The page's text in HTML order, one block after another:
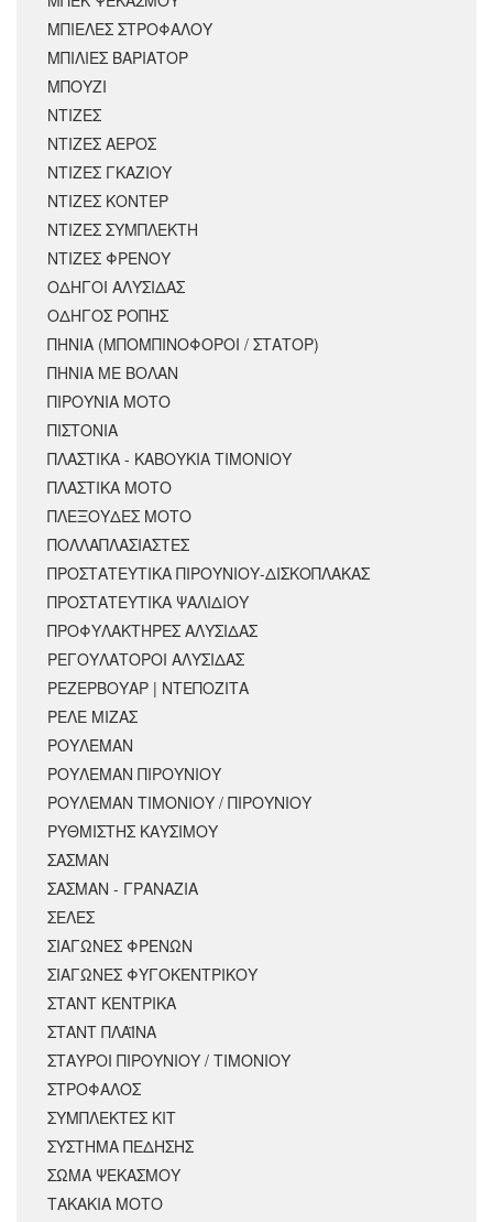
ΜΠΙΕΛΕΣ ΣΤΡΟΦΑΛΟΥ
ΜΠΙΛΙΕΣ ΒΑΡΙΑΤΟΡ
ΜΠΟΥΖΙ
ΝΤΙΖΕΣ
ΝΤΙΖΕΣ ΑΕΡΟΣ
ΝΤΙΖΕΣ ΓΚΑΖΙΟΥ
ΝΤΙΖΕΣ ΚΟΝΤΕΡ
ΝΤΙΖΕΣ ΣΥΜΠΛΕΚΤΗ
ΝΤΙΖΕΣ ΦΡΕΝΟΥ
ΟΔΗΓΟΙ ΑΛΥΣΙΔΑΣ
ΟΔΗΓΟΣ ΡΟΠΗΣ
ΠΗΝΙΑ (ΜΠΟΜΠΙΝΟΦΟΡΟΙ / ΣΤΑΤΟΡ)
ΠΗΝΙΑ ΜΕ ΒΟΛΑΝ
ΠΙΡΟΥΝΙΑ ΜΟΤΟ
ΠΙΣΤΟΝΙΑ
ΠΛΑΣΤΙΚΑ - ΚΑΒΟΥΚΙΑ ΤΙΜΟΝΙΟΥ
ΠΛΑΣΤΙΚΑ ΜΟΤΟ
ΠΛΕΞΟΥΔΕΣ ΜΟΤΟ
ΠΟΛΛΑΠΛΑΣΙΑΣΤΕΣ
ΠΡΟΣΤΑΤΕΥΤΙΚΑ ΠΙΡΟΥΝΙΟΥ-ΔΙΣΚΟΠΛΑΚΑΣ
ΠΡΟΣΤΑΤΕΥΤΙΚΑ ΨΑΛΙΔΙΟΥ
ΠΡΟΦΥΛΑΚΤΗΡΕΣ ΑΛΥΣΙΔΑΣ
ΡΕΓΟΥΛΑΤΟΡΟΙ ΑΛΥΣΙΔΑΣ
ΡΕΖΕΡΒΟΥΑΡ | ΝΤΕΠΟΖΙΤΑ
ΡΕΛΕ ΜΙΖΑΣ
ΡΟΥΛΕΜΑΝ
ΡΟΥΛΕΜΑΝ ΠΙΡΟΥΝΙΟΥ
ΡΟΥΛΕΜΑΝ ΤΙΜΟΝΙΟΥ / ΠΙΡΟΥΝΙΟΥ
ΡΥΘΜΙΣΤΗΣ ΚΑΥΣΙΜΟΥ
ΣΑΣΜΑΝ
ΣΑΣΜΑΝ - ΓΡΑΝΑΖΙΑ
ΣΕΛΕΣ
ΣΙΑΓΩΝΕΣ ΦΡΕΝΩΝ
ΣΙΑΓΩΝΕΣ ΦΥΓΟΚΕΝΤΡΙΚΟΥ
ΣΤΑΝΤ ΚΕΝΤΡΙΚΑ
ΣΤΑΝΤ ΠΛΑΪΝΑ
ΣΤΑΥΡΟΙ ΠΙΡΟΥΝΙΟΥ / ΤΙΜΟΝΙΟΥ
ΣΤΡΟΦΑΛΟΣ
ΣΥΜΠΛΕΚΤΕΣ ΚΙΤ
ΣΥΣΤΗΜΑ ΠΕΔΗΣΗΣ
ΣΩΜΑ ΨΕΚΑΣΜΟΥ
ΤΑΚΑΚΙΑ ΜΟΤΟ